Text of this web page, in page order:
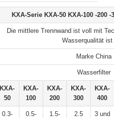
KXA-Serie KXA-50 KXA-100 -200 -
Die mittlere Trennwand ist voll mit
Wasserqualität
Marke China
Wasserfilter
KXA-
50
KXA-
100
KXA-
200
KXA-
300
KXA-
400
0.3-
0.5-
1.5-
2.5
3 und